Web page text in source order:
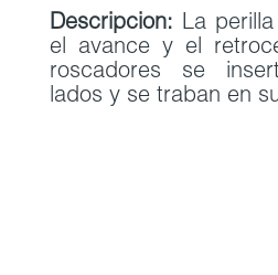
Descripcion: La
el avance y el
roscadores se
lados y se traban en